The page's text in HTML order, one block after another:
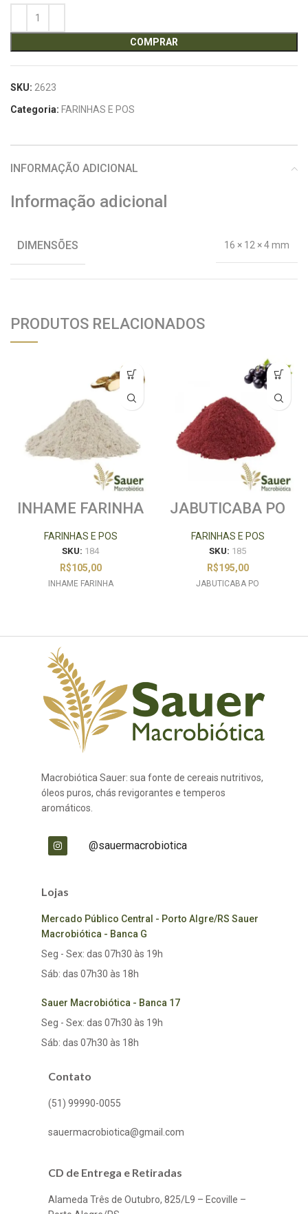
COMPRAR
SKU: 2623
Categoria: FARINHAS E POS
INFORMAÇÃO ADICIONAL
Informação adicional
DIMENSÕES 16 × 12 × 4 mm
PRODUTOS RELACIONADOS
INHAME FARINHA
FARINHAS E POS
SKU: 184
R$105,00
INHAME FARINHA
JABUTICABA PO
FARINHAS E POS
SKU: 185
R$195,00
JABUTICABA PO
Macrobiótica Sauer: sua fonte de cereais nutritivos,
óleos puros, chás revigorantes e temperos
aromáticos.
@sauermacrobiotica
Lojas
Mercado Público Central - Porto Algre/RS Sauer
Macrobiótica - Banca G
Seg - Sex: das 07h30 às 19h
Sáb: das 07h30 às 18h
Sauer Macrobiótica - Banca 17
Seg - Sex: das 07h30 às 19h
Sáb: das 07h30 às 18h
Contato
(51) 99990-0055
sauermacrobiotica@gmail.com
CD de Entrega e Retiradas
Alameda Três de Outubro, 825/L9 – Ecoville –